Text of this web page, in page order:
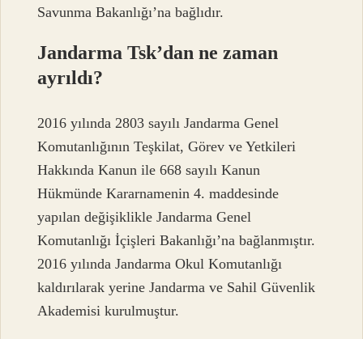
Savunma Bakanlığı’na bağlıdır.
Jandarma Tsk’dan ne zaman
ayrıldı?
2016 yılında 2803 sayılı Jandarma Genel
Komutanlığının Teşkilat, Görev ve Yetkileri
Hakkında Kanun ile 668 sayılı Kanun
Hükmünde Kararnamenin 4. maddesinde
yapılan değişiklikle Jandarma Genel
Komutanlığı İçişleri Bakanlığı’na bağlanmıştır.
2016 yılında Jandarma Okul Komutanlığı
kaldırılarak yerine Jandarma ve Sahil Güvenlik
Akademisi kurulmuştur.